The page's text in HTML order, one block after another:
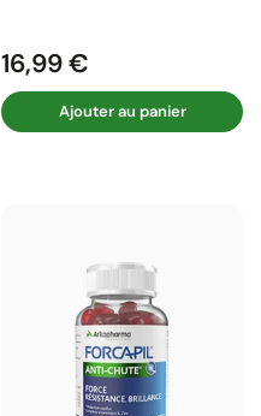
Prix
16,99 €
Ajouter au panier